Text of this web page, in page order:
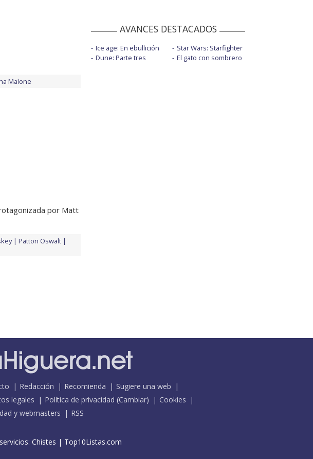
Malone
por Matt
Patton Oswalt
AVANCES DESTACADOS
Ice age: En ebullición
Dune: Parte tres
Star Wars: Starfighter
El gato con sombrero
Redacción Recomienda
Sugiere una web
legales
Política de privacidad (Cambiar)
Cookies
y webmasters
RSS
Chistes | Top10Listas.com